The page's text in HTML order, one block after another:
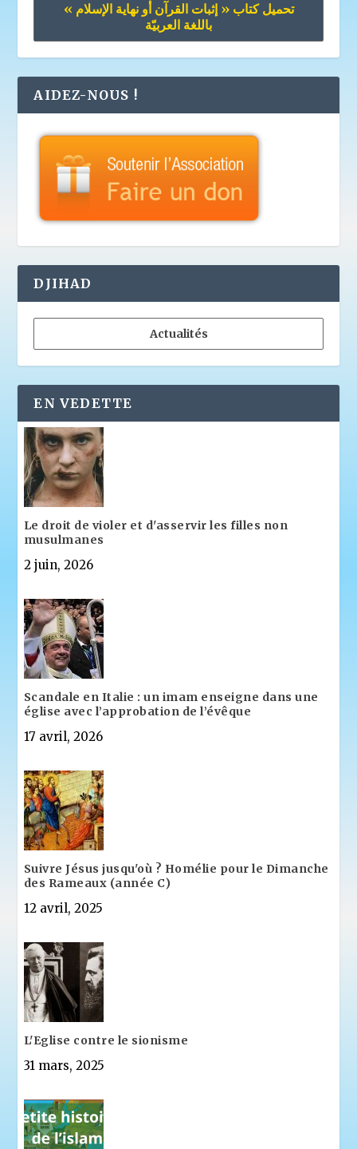
تحميل كتاب « إثبات القرآن أو نهاية الإسلام »
باللغة العربيّة
AIDEZ-NOUS !
DJIHAD
Actualités
EN VEDETTE
Le droit de violer et d'asservir les filles non
musulmanes
2 juin, 2026
Scandale en Italie : un imam enseigne dans une
église avec l’approbation de l’évêque
17 avril, 2026
Suivre Jésus jusqu'où ? Homélie pour le Dimanche
des Rameaux (année C)
12 avril, 2025
L'Eglise contre le sionisme
31 mars, 2025